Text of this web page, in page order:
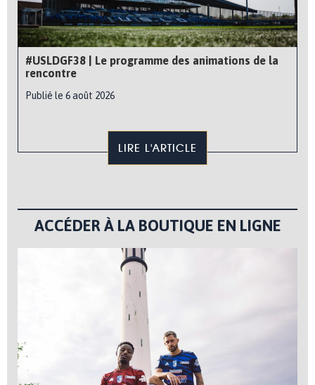
#USLDGF38 | Le programme des animations de la
rencontre
Publié le 6 août 2026
LIRE L'ARTICLE
ACCÉDER À LA BOUTIQUE EN LIGNE